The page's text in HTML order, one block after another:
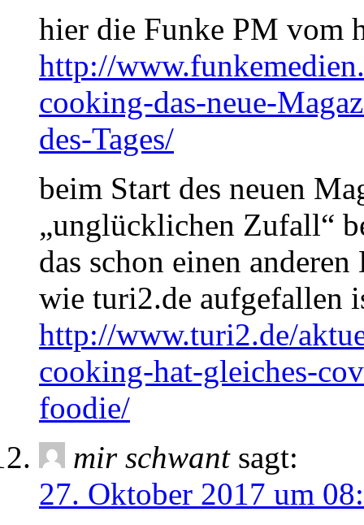
hier die Funke PM vom
http://
cooking-das-neue-
des-Tages/
beim Start des neuen
„unglücklichen Zufall“
das schon einen
wie turi2.de aufgefallen
http://www.turi2.de/
cooking-hat-gleiches-
foodie/
mir schwant sagt:
27. Oktober 2017 um